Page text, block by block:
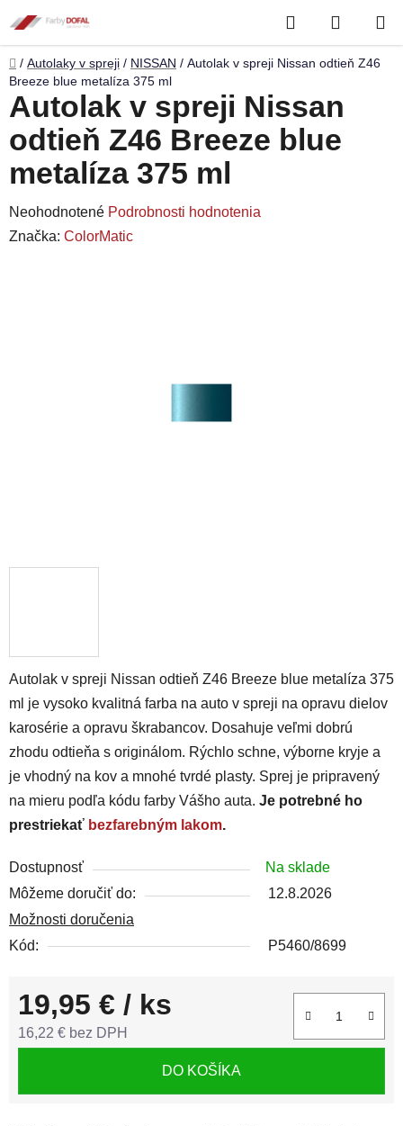
na
obsah
Hľadať
KOŠÍK
Domov
/ Autolaky v spreji / NISSAN / Autolak v spreji Nissan odtieň Z46
Breeze blue metalíza 375 ml
Autolak v spreji Nissan odtieň Z46 Breeze blue metalíza 375
ml je vysoko kvalitná farba na auto v spreji na opravu dielov
karosérie a opravu škrabancov. Dosahuje veľmi dobrú
zhodu odtieňa s originálom. Rýchlo schne, výborne kryje a
je vhodný na kov a mnohé tvrdé plasty. Sprej je pripravený
na mieru podľa kódu farby Vášho auta. Je potrebné ho
prestriekať bezfarebným lakom.
Dostupnosť
Na sklade
Môžeme doručiť do:
12.8.2026
Možnosti doručenia
Kód:
P5460/8699
19,95 € / ks
16,22 € bez DPH
DO KOŠÍKA
Autolak v spreji Nissan
odtieň Z46 Breeze blue
metalíza 375 ml
Priemerné
hodnotenie
Neohodnotené Podrobnosti hodnotenia
Značka: ColorMatic